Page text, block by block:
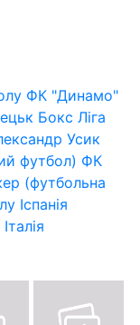
ФК "Динамо"
Бокс Ліга
Усик
футбол) ФК
(футбольна
Іспанія
Італія